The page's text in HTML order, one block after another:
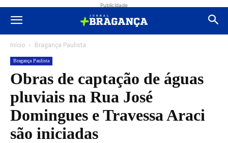
Publicidade
Início Bragança Paulista
Bragança Paulista
Obras de captação de águas
pluviais na Rua José
Domingues e Travessa Araci
são iniciadas